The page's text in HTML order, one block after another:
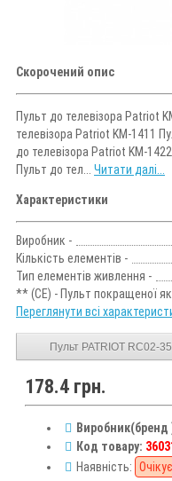
Скорочений опис
Пульт до телевізора Patriot
телевізора Patriot KM-1411
до телевізора Patriot KM-
Пульт до тел... Читати далі...
Характеристики
Виробник -
Кількість елементів -
Тип елементів живлення -
** (CE) - Пульт покращеної
Переглянути всі
Пульт PATRIOT RC02-35
178.4 грн.
Виробник(бренд
Код товару:
Наявність: